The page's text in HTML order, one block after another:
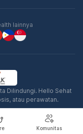
Komunitas
lainnya
Dilindungi. Hello Sehat
atau perawatan.